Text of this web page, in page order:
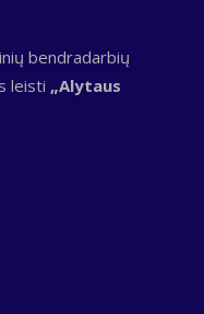
bendradarbių
leisti „Alytaus